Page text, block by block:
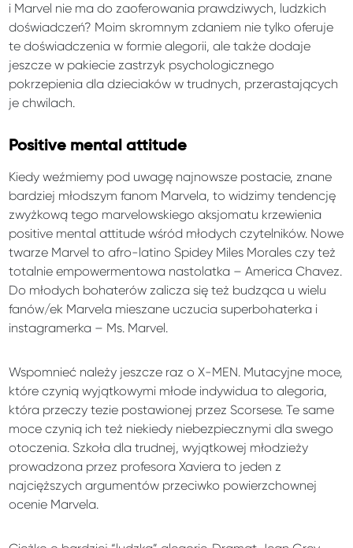
i Marvel nie ma do zaoferowania prawdziwych, ludzkich
doświadczeń? Moim skromnym zdaniem nie tylko oferuje
te doświadczenia w formie alegorii, ale także dodaje
jeszcze w pakiecie zastrzyk psychologicznego
pokrzepienia dla dzieciaków w trudnych, przerastających
je chwilach.
Positive mental attitude
Kiedy weźmiemy pod uwagę najnowsze postacie, znane
bardziej młodszym fanom Marvela, to widzimy tendencję
zwyżkową tego marvelowskiego aksjomatu krzewienia
positive mental attitude wśród młodych czytelników. Nowe
twarze Marvel to afro-latino Spidey Miles Morales czy też
totalnie empowermentowa nastolatka – America Chavez.
Do młodych bohaterów zalicza się też budząca u wielu
fanów/ek Marvela mieszane uczucia superbohaterka i
instagramerka – Ms. Marvel.
Wspomnieć należy jeszcze raz o X-MEN. Mutacyjne moce,
które czynią wyjątkowymi młode indywidua to alegoria,
która przeczy tezie postawionej przez Scorsese. Te same
moce czynią ich też niekiedy niebezpiecznymi dla swego
otoczenia. Szkoła dla trudnej, wyjątkowej młodzieży
prowadzona przez profesora Xaviera to jeden z
najcięższych argumentów przeciwko powierzchownej
ocenie Marvela.